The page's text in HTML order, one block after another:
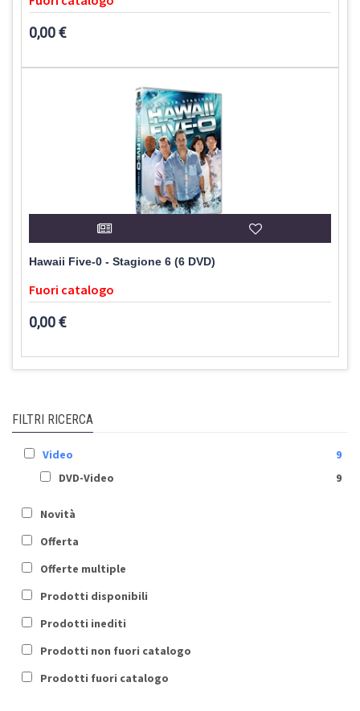
0,00 €
Hawaii Five-0 - Stagione 6 (6 DVD)
Fuori catalogo
0,00 €
FILTRI RICERCA
Video
9
DVD-Video
9
Novità
Offerta
Offerte multiple
Prodotti disponibili
Prodotti inediti
Prodotti non fuori catalogo
Prodotti fuori catalogo